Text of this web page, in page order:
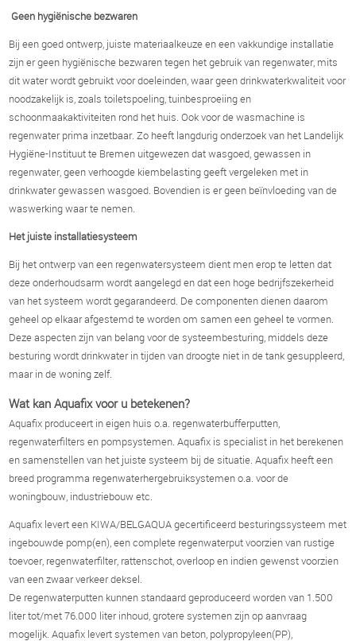
Geen hygiënische bezwaren
Bij een goed ontwerp, juiste materiaalkeuze en een vakkundige installatie
zijn er geen hygiënische bezwaren tegen het gebruik van regenwater, mits
dit water wordt gebruikt voor doeleinden, waar geen drinkwaterkwaliteit voor
noodzakelijk is, zoals toiletspoeling, tuinbesproeiing en
schoonmaakaktiviteiten rond het huis. Ook voor de wasmachine is
regenwater prima inzetbaar. Zo heeft langdurig onderzoek van het Landelijk
Hygiëne-Instituut te Bremen uitgewezen dat wasgoed, gewassen in
regenwater, geen verhoogde kiembelasting geeft vergeleken met in
drinkwater gewassen wasgoed. Bovendien is er geen beïnvloeding van de
waswerking waar te nemen.
Het juiste installatiesysteem
Bij het ontwerp van een regenwatersysteem dient men erop te letten dat
deze onderhoudsarm wordt aangelegd en dat een hoge bedrijfszekerheid
van het systeem wordt gegarandeerd. De componenten dienen daarom
geheel op elkaar afgestemd te worden om samen een geheel te vormen.
Deze aspecten zijn van belang voor de systeembesturing, middels deze
besturing wordt drinkwater in tijden van droogte niet in de tank gesuppleerd,
maar in de woning zelf.
Wat kan Aquafix voor u betekenen?
Aquafix produceert in eigen huis o.a. regenwaterbufferputten,
regenwaterfilters en pompsystemen. Aquafix is specialist in het berekenen
en samenstellen van het juiste systeem bij de situatie. Aquafix heeft een
breed programma regenwaterhergebruiksystemen o.a. voor de
woningbouw, industriebouw etc.
Aquafix levert een KIWA/BELGAQUA gecertificeerd besturingssysteem met
ingebouwde pomp(en), een complete regenwaterput voorzien van rustige
toevoer, regenwaterfilter, rattenschot, overloop en indien gewenst voorzien
van een zwaar verkeer deksel.
De regenwaterputten kunnen standaard geproduceerd worden van 1.500
liter tot/met 76.000 liter inhoud, grotere systemen zijn op aanvraag
mogelijk. Aquafix levert systemen van beton, polypropyleen(PP),